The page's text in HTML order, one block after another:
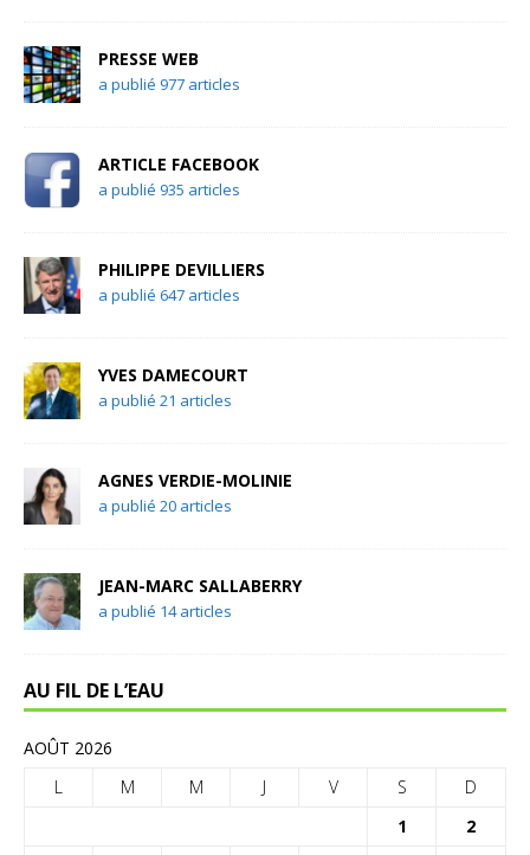
PRESSE WEB
a publié 977 articles
ARTICLE FACEBOOK
a publié 935 articles
PHILIPPE DEVILLIERS
a publié 647 articles
YVES DAMECOURT
a publié 21 articles
AGNES VERDIE-MOLINIE
a publié 20 articles
JEAN-MARC SALLABERRY
a publié 14 articles
AU FIL DE L’EAU
AOÛT 2026
L
M M J V S
D
1
2